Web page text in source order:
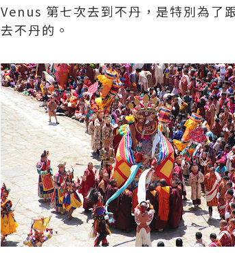
Venus 第七次去到不丹，是特別為
去不丹的。